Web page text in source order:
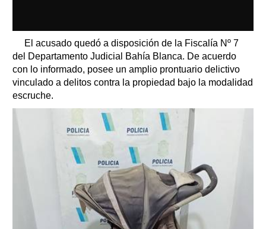
El acusado quedó a disposición de la Fiscalía Nº 7
del Departamento Judicial Bahía Blanca. De acuerdo
con lo informado, posee un amplio prontuario delictivo
vinculado a delitos contra la propiedad bajo la modalidad
escruche.